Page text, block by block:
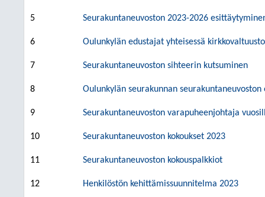
5 Seurakuntaneuvoston 2023-2026
6 Oulunkylän edustajat yhteisessä
7 Seurakuntaneuvoston sihteerin kutsuminen
8 Oulunkylän seurakunnan seurakuntaneuvoston
9 Seurakuntaneuvoston varapuheenjohtaja
10 Seurakuntaneuvoston kokoukset 2023
11 Seurakuntaneuvoston kokouspalkkiot
12 Henkilöstön kehittämissuunnitelma 2023